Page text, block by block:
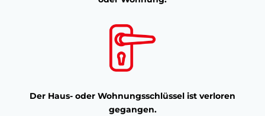
Der Haus- oder Wohnungsschlüssel ist verloren
gegangen.